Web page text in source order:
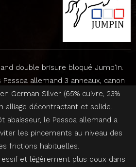
double brisure bloqué Jump'In.
allemand 3 anneaux, canon
German Silver (65% cuivre, 23%
alliage décontractant et solide.
abaisseur, le Pessoa allemand a
les pincements au niveau des
frictions habituelles.
et légèrement plus doux dans